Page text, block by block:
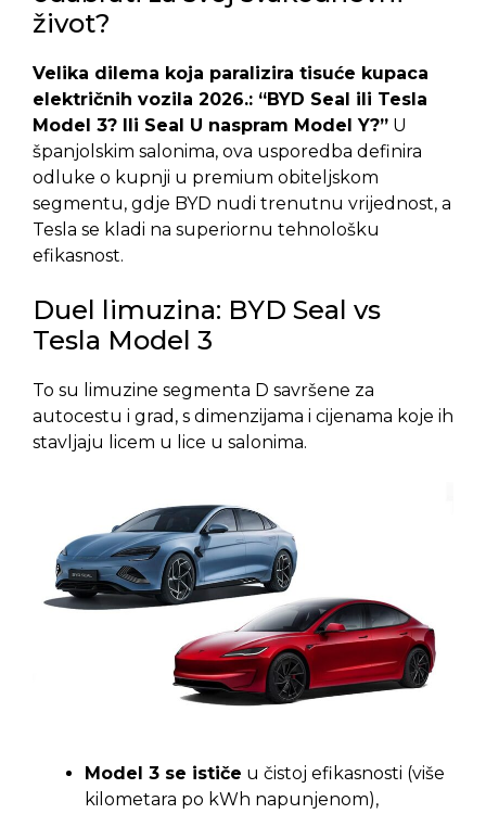
život?
Velika dilema koja paralizira tisuće kupaca
električnih vozila 2026.: “BYD Seal ili Tesla
Model 3? Ili Seal U naspram Model Y?” U
španjolskim salonima, ova usporedba definira
odluke o kupnji u premium obiteljskom
segmentu, gdje BYD nudi trenutnu vrijednost, a
Tesla se kladi na superiornu tehnološku
efikasnost.
Duel limuzina: BYD Seal vs
Tesla Model 3
To su limuzine segmenta D savršene za
autocestu i grad, s dimenzijama i cijenama koje ih
stavljaju licem u lice u salonima.
Model 3 se ističe u čistoj efikasnosti (više
kilometara po kWh napunjenom),